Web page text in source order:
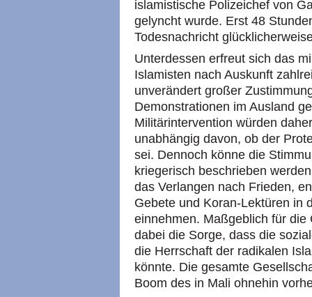
islamistische Polizeichef von
gelyncht wurde. Erst 48
Todesnachricht
Unterdessen erfreut sich das
Islamisten nach Auskunft
unverändert großer
Demonstrationen im Ausland
Militärintervention würden
unabhängig davon, ob der
sei. Dennoch könne die
kriegerisch beschrieben
das Verlangen nach Frieden,
Gebete und Koran-Lektüren in
einnehmen. Maßgeblich für
dabei die Sorge, dass die
die Herrschaft der radikalen
könnte. Die gesamte
Boom des in Mali ohnehin